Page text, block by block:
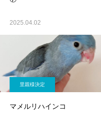
2025.04.02
里親様決定
マメルリハインコ